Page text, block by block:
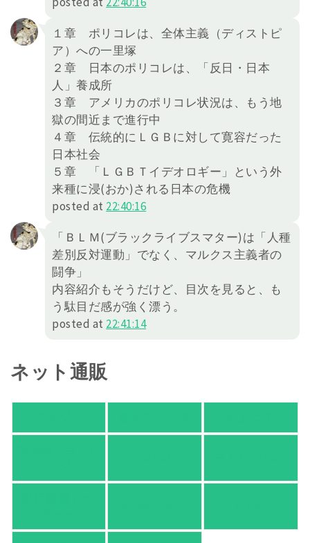
１章 ポリコレは、全体主義（ディストピ
ア）への一里塚
２章 日本のポリコレは、「反日・日本
人」養成所
３章 アメリカのポリコレ状況は、もう地
獄の間近まで進行中
４章 伝統的にＬＧＢに対して寛容だった
日本社会
５章 「ＬＧＢＴイデオロギー」という外
来種に浸(おか)される日本の危機
posted at 22:40:16
「ＢＬＭ(ブラックライブスマター)は「人種
差別反対運動」でなく、マルクス主義者の
闘争」
内容紹介もそうだけど、目次を見ると、も
う駄目だ感が強く漂う。
posted at 22:41:14
ネット通販